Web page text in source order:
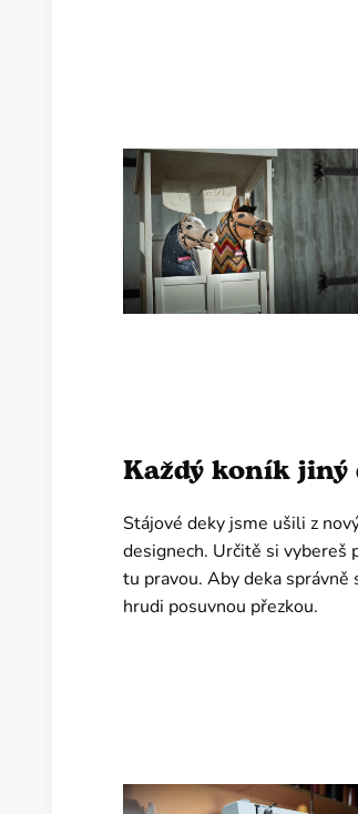
Každý koník jiný
Stájové deky jsme ušili z
designech. Určitě si vybereš
tu pravou. Aby deka
hrudi posuvnou přezkou.